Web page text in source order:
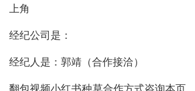
上角
经纪公司是：
经纪人是：郭靖（合作接洽）
翻包视频小红书种草合作方式咨询本页